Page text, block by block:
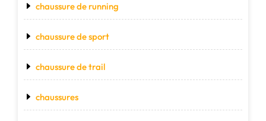
chaussure de running
chaussure de sport
chaussure de trail
chaussures